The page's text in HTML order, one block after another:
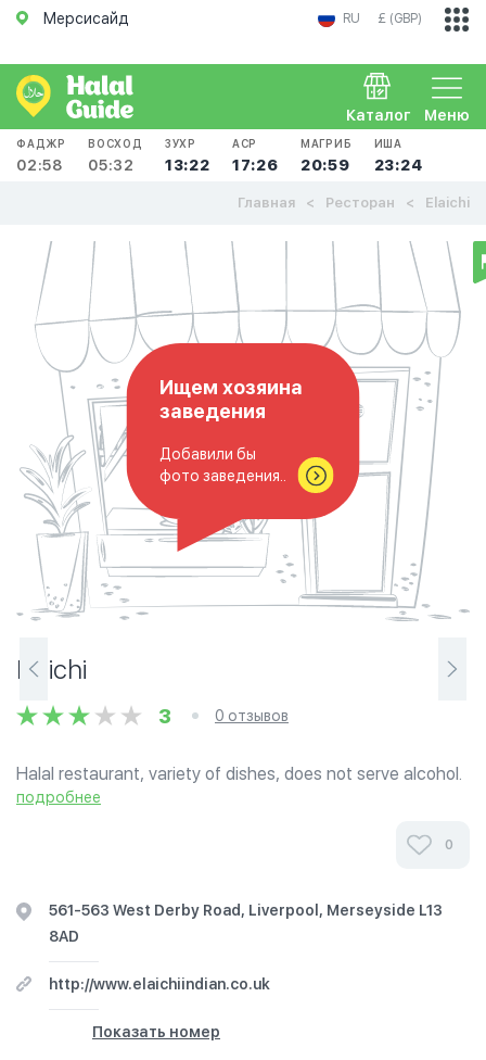
Мерсисайд RU £ (GBP)
Меню
Каталог
ФАДЖР
02:58
ВОСХОД
05:32
ЗУХР
13:22
АСР
17:26
МАГРИБ
20:59
ИША
23:24
Главная Ресторан Elaichi
Ищем хозяина
заведения
Добавили бы
фото заведения..
Elaichi
3 0 отзывов
Halal restaurant, variety of dishes, does not serve alcohol.
Elaichi provides a classic combination of indisputable
подробнее
0
561-563 West Derby Road, Liverpool, Merseyside L13
8AD
http://www.elaichiindian.co.uk
Показать номер